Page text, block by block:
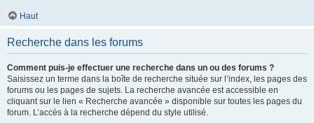
Haut
Recherche dans les forums
Comment puis-je effectuer une recherche dans un ou des forums ?
Saisissez un terme dans la boîte de recherche située sur l’index, les pages des
forums ou les pages de sujets. La recherche avancée est accessible en
cliquant sur le lien « Recherche avancée » disponible sur toutes les pages du
forum. L’accès à la recherche dépend du style utilisé.